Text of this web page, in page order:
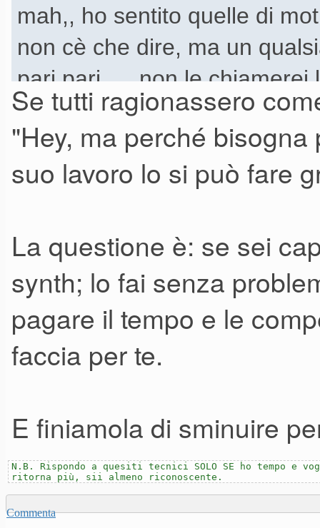
mah,, ho sentito quelle di
non cè che dire, ma un
pari pari..... non le
sfruttano i multisample
soldi....
Se tutti ragionassero
"Hey, ma perché
suo lavoro lo si può fare
La questione è: se sei
synth; lo fai senza
pagare il tempo e le
faccia per te.
E finiamola di sminuire
N.B. Rispondo a quesiti tecnici SOLO SE ho tempo e
ritorna più, sii almeno riconoscente.
Commenta